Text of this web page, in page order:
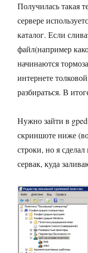
Получилась такая
сервере
каталог. Если
файл(например
начинаются
интернете
разбираться. В
Нужно зайти в
скриншоте ниже
строки, но я
сервак, куда